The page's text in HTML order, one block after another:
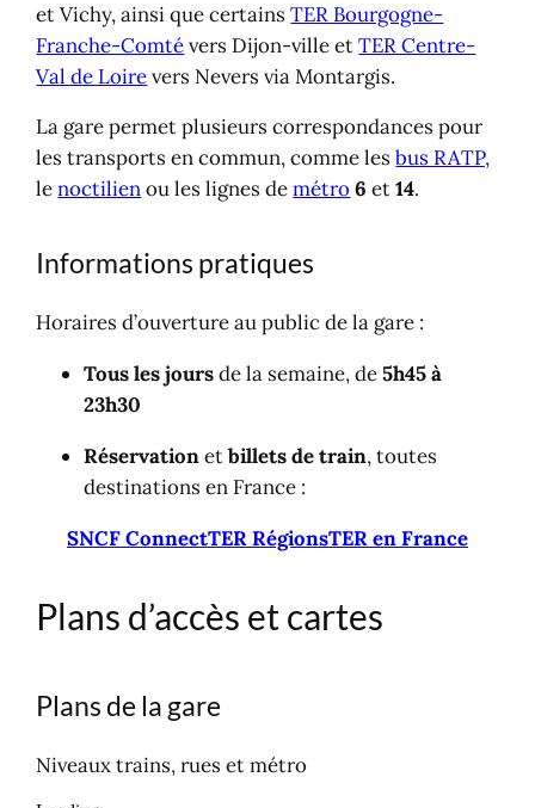
et Vichy, ainsi que certainsTER Bourgogne-
Franche-Comtévers Dijon-ville etTER Centre-
Val de Loirevers Nevers via Montargis.
La gare permet plusieurs correspondances pour
les transports en commun, comme lesbus RATP,
lenoctilienou les lignes demétro 6 et14.
Informations pratiques
Horaires d’ouverture au public de la gare :
Tous les joursde la semaine, de5h45 à
23h30
Réservationetbillets de train, toutes
destinations en France :
SNCF ConnectTER RégionsTER en France
Plans d’accès et cartes
Plans de la gare
Niveaux trains, rues et métro